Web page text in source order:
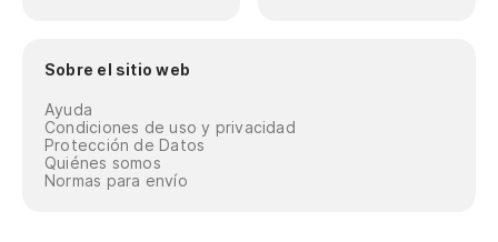
Sobre el sitio web
Ayuda
Condiciones de uso y privacidad
Protección de Datos
Quiénes somos
Normas para envío